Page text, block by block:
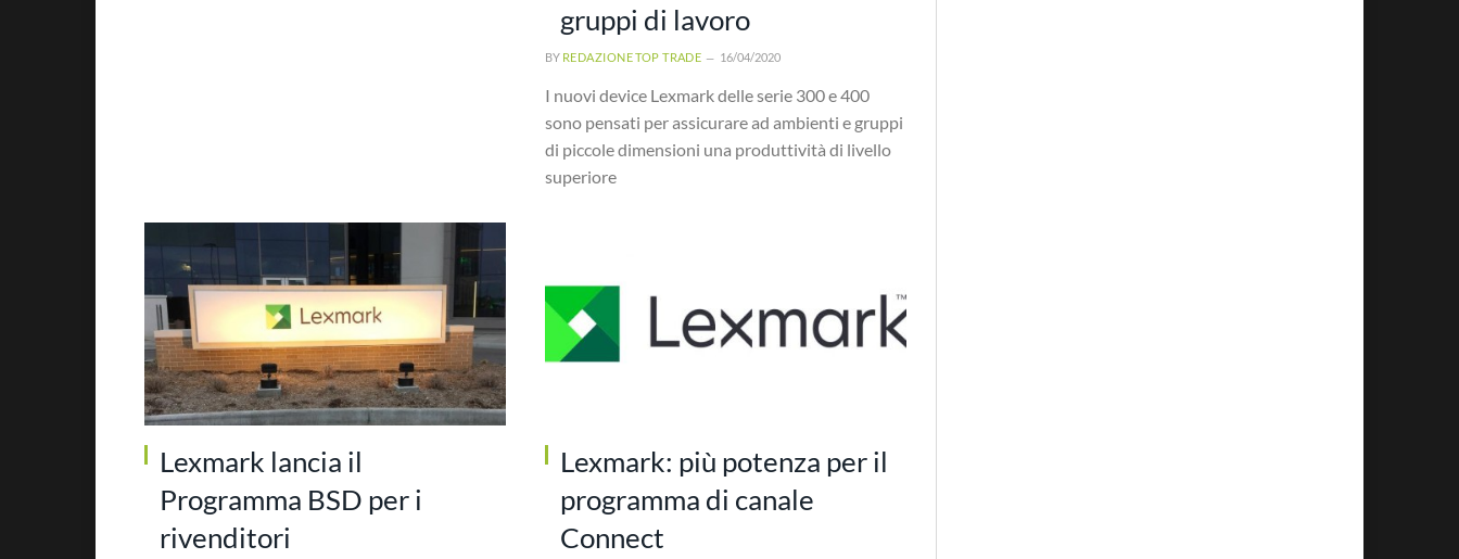
gruppi di lavoro
BY REDAZIONE TOP TRADE 16/04/2020
I nuovi device Lexmark delle serie 300 e 400
sono pensati per assicurare ad ambienti e gruppi
di piccole dimensioni una produttività di livello
superiore
Lexmark lancia il
Programma BSD per i
rivenditori
Lexmark: più potenza per il
programma di canale
Connect